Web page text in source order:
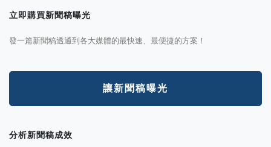
立即購買新聞稿曝光
發一篇新聞稿透通到各大媒體的最快速、最便捷的方案！
讓新聞稿曝光
分析新聞稿成效